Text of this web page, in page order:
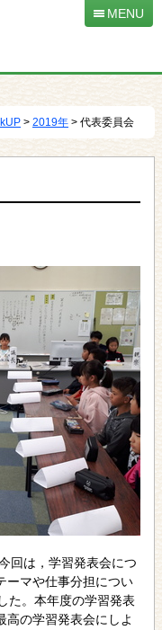
MENU
> 2019年 > 代表委員会
回は，学習発表会につ
ーマや仕事分担につい
た。本年度の学習発表
高の学習発表会にしよ